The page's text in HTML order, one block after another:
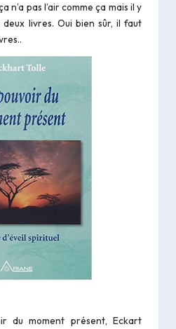
n’a pas l’air comme ça mais il y
livres. Oui bien sûr, il faut
du moment présent, Eckart